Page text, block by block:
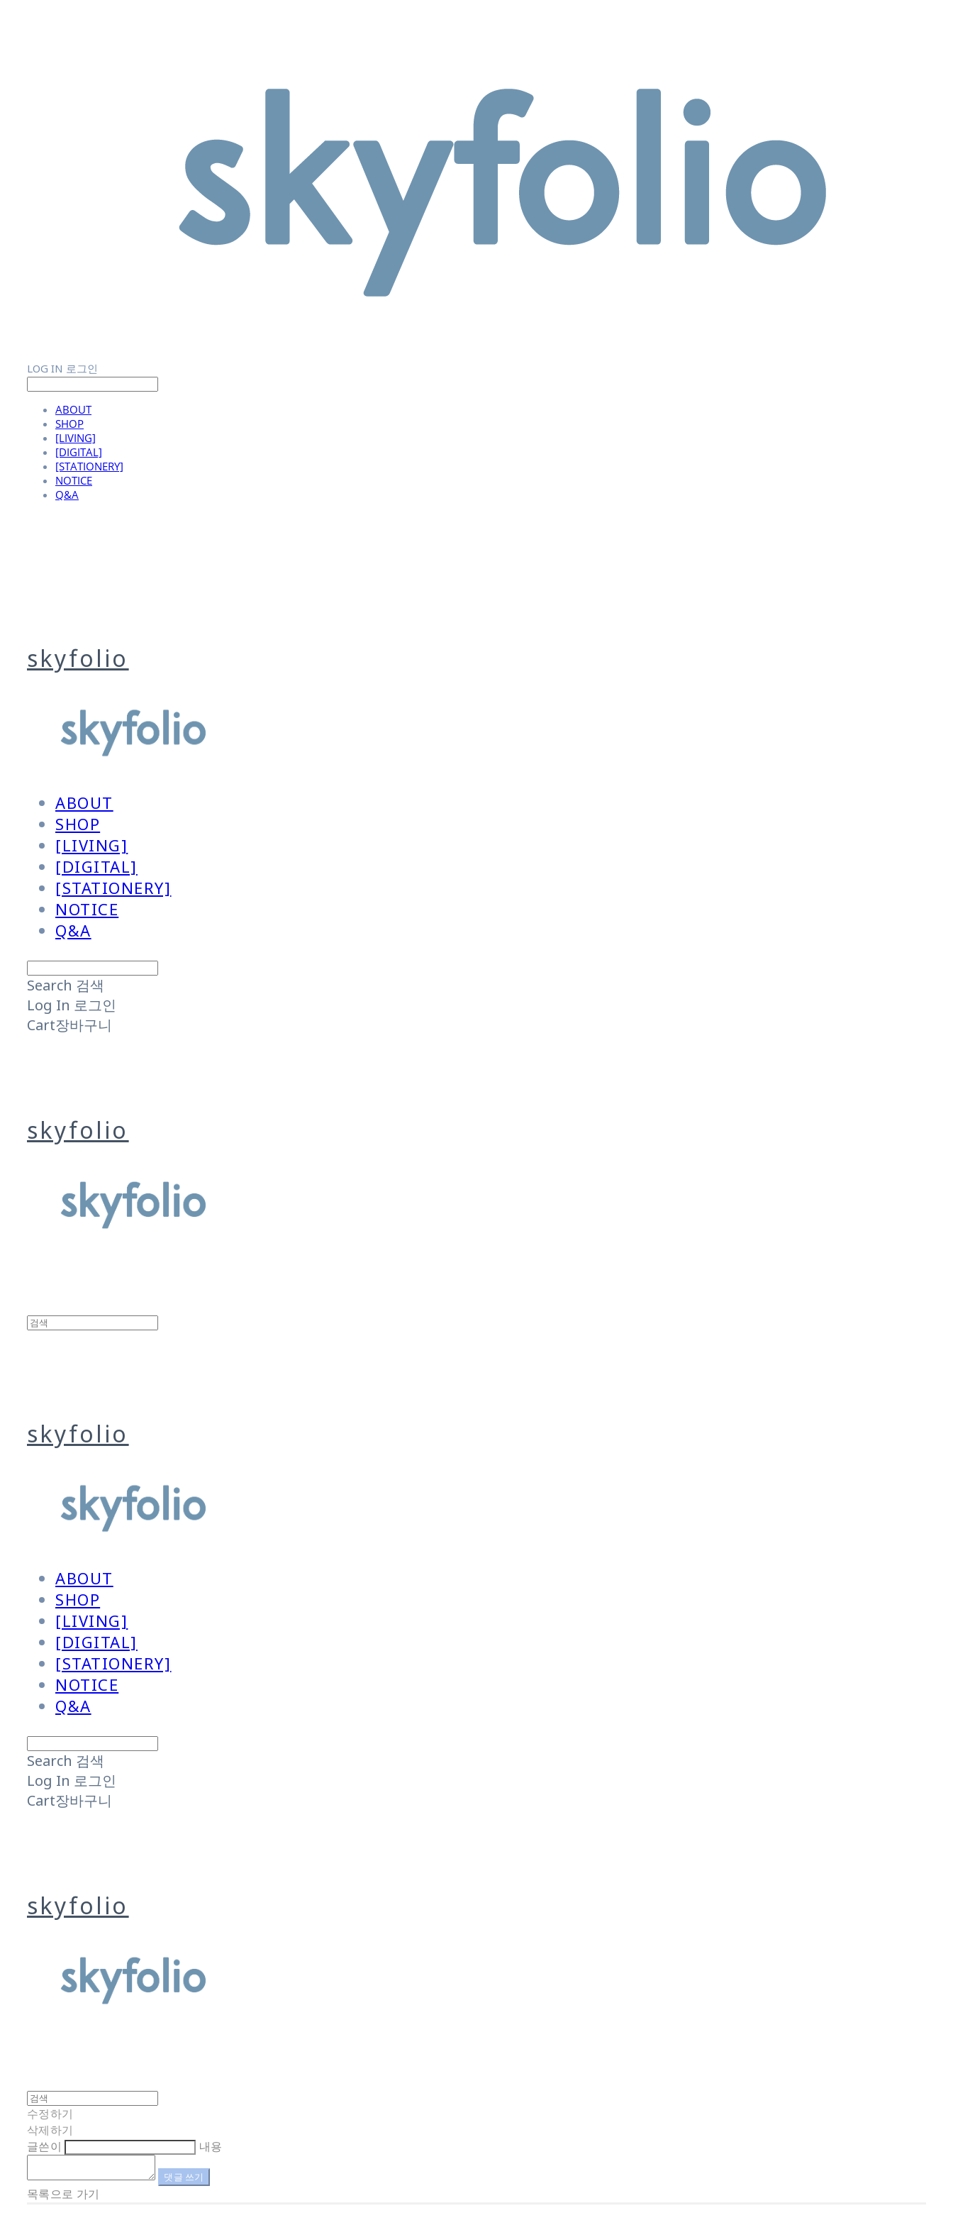
LOG IN 로그인
ABOUT
SHOP
[LIVING]
[DIGITAL]
[STATIONERY]
NOTICE
Q&A
skyfolio
ABOUT
SHOP
[LIVING]
[DIGITAL]
[STATIONERY]
NOTICE
Q&A
Search 검색
Log In 로그인
Cart장바구니
skyfolio
skyfolio
ABOUT
SHOP
[LIVING]
[DIGITAL]
[STATIONERY]
NOTICE
Q&A
Search 검색
Log In 로그인
Cart장바구니
skyfolio
수정하기
삭제하기
글쓴이
내용
댓글 쓰기
목록으로 가기